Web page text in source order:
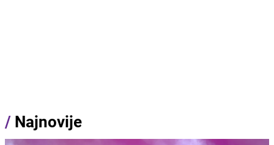
/ Najnovije